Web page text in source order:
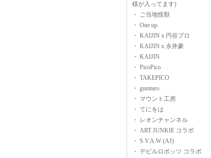
様が入ってます)
・ ご当地怪獣
・ One up.
・ KAIJIN x 円谷プロ
・ KAIJIN x 永井豪
・ KAIJIN
・ PicoPico
・ TAKEPICO
・ gumtaro
・ マウント工房
・ てにをは
・ レオンチャンネル
・ ART JUNKIE コラボ
・ S.V.A.W (AJ)
・ デビルロボッツ コラボ